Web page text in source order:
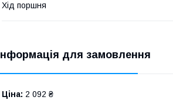
Хід поршня
Інформація для замовлення
Ціна: 2 092 ₴